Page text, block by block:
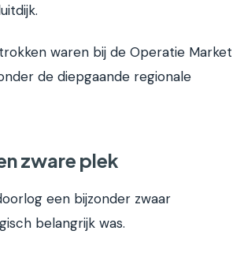
waren bij de Operatie Market
de diepgaande regionale
zware plek
een bijzonder zwaar
belangrijk was.